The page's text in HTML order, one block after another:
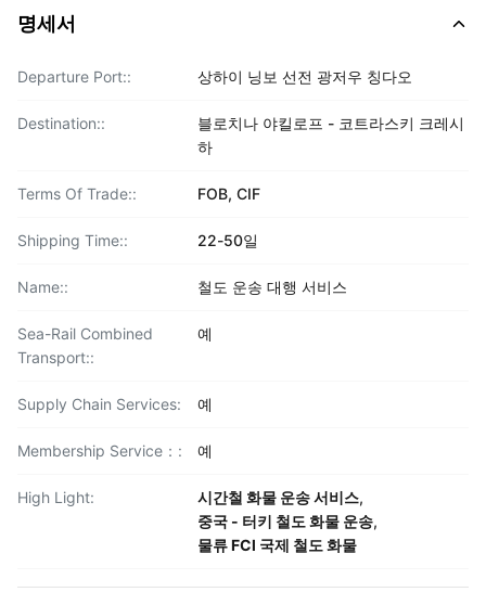
명세서
Departure Port:: 상하이 닝보 선전 광저우 칭다오
Destination::
블로치나 야킬로프 - 코트라스키 크레시
하
Terms Of Trade:: FOB, CIF
Shipping Time:: 22-50일
Name:: 철도 운송 대행 서비스
Sea-Rail Combined
Transport::
예
Supply Chain Services: 예
Membership Service：: 예
High Light: 시간철 화물 운송 서비스,
중국 - 터키 철도 화물 운송,
물류 FCl 국제 철도 화물